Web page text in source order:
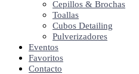
Cepillos & Brochas
Toallas
Cubos Detailing
Pulverizadores
Eventos
Favoritos
Contacto